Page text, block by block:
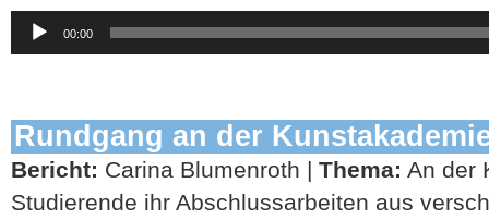
Audio-
Player
00:00
Rundgang an der
Bericht: Carina Blumenroth | Thema: An der
Studierende ihr Abschlussarbeiten aus